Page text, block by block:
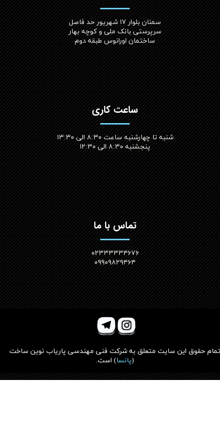
سمنان بلوار ۱۷ شهریور حد فاصل
سرپرستی بانک ملی و کوچه بهار
ساختمان اورانوس طبقه دوم
ساعت کاری
شنبه تا چهارشنبه ساعت ۸:۳۰ الی ۱۳:۳۰
پنجشنبه ۸:۳۰ الی ۱۲:۳۰​​​​​​​
تماس با ما
۰۲۳۳۳۳۳۴۶۷۶
۰۹۹۰۹۸۲۹۴۶۴
تمام حقوق این سایت متعلق به شرکت فنی مهندسی پاریاب نوین ساخت
(پانسا) است.